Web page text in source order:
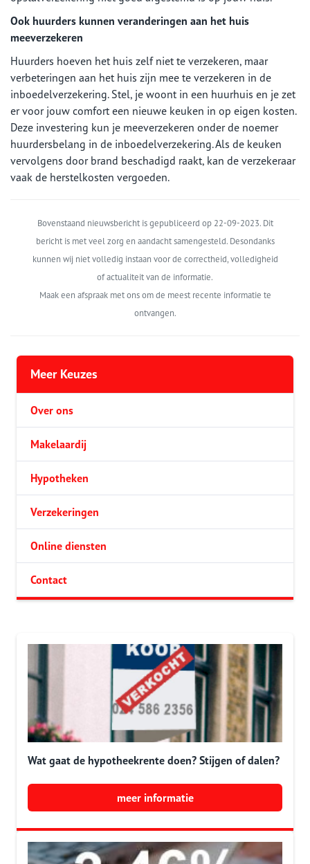
Ook huurders kunnen veranderingen aan het huis
meeverzekeren
Huurders hoeven het huis zelf niet te verzekeren, maar
verbeteringen aan het huis zijn mee te verzekeren in de
inboedelverzekering. Stel, je woont in een huurhuis en je zet
er voor jouw comfort een nieuwe keuken in op eigen kosten.
Deze investering kun je meeverzekeren onder de noemer
huurdersbelang in de inboedelverzekering. Als de keuken
vervolgens door brand beschadigd raakt, kan de verzekeraar
vaak de herstelkosten vergoeden.
Bovenstaand nieuwsbericht is gepubliceerd op 22-09-2023. Dit
bericht is met veel zorg en aandacht samengesteld. Desondanks
kunnen wij niet volledig instaan voor de correctheid, volledigheid
of actualiteit van de informatie.
Maak een afspraak met ons om de meest recente informatie te
ontvangen.
Meer Keuzes
Over ons
Makelaardij
Hypotheken
Verzekeringen
Online diensten
Contact
Wat gaat de hypotheekrente doen? Stijgen of dalen?
meer informatie